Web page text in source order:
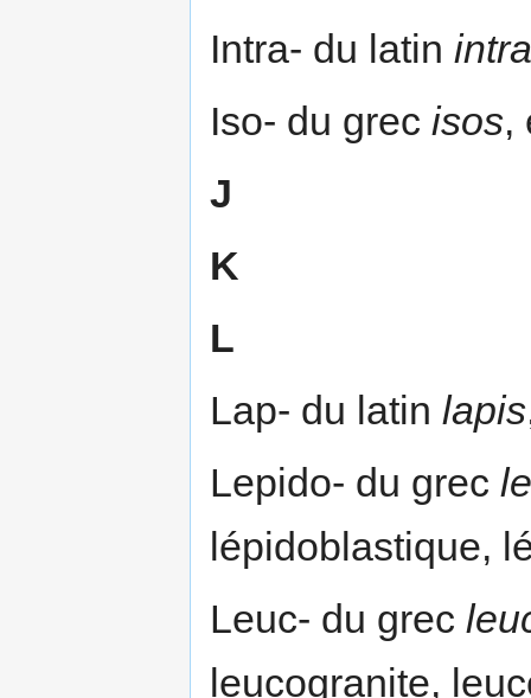
Intra- du latin intra
Iso- du grec isos,
J
K
L
Lap- du latin lapis
Lepido- du grec
lépidoblastique,
Leuc- du grec
leucogranite,